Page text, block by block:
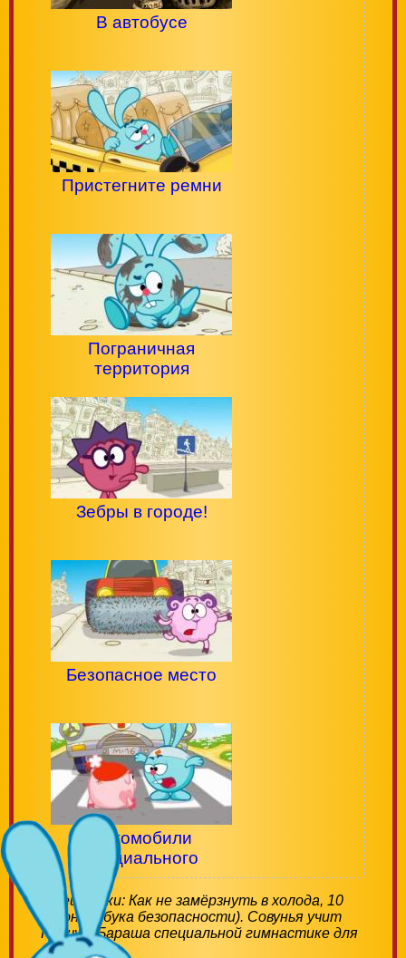
В автобусе
Пристегните ремни
Пограничная
территория
Зебры в городе!
Безопасное место
Автомобили
специального
назначения
Смешарики: Как не замёрзнуть в холода, 10
сезон (Азбука безопасности). Совунья учит
Нюшу и Бараша специальной гимнастике для
согревания.